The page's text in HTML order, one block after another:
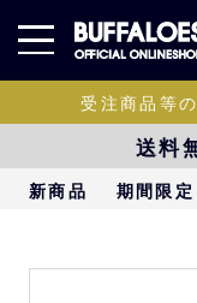
受注商品等
送料
新商品 期間限定